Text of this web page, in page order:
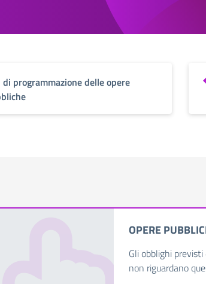
programmazione delle opere
OPERE
Gli obblighi
non riguardano